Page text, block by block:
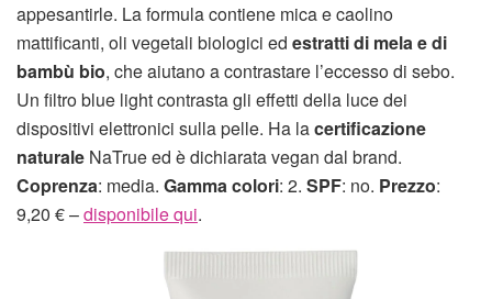
appesantirle. La formula contiene mica e caolino
mattificanti, oli vegetali biologici ed estratti di mela e di
bambù bio, che aiutano a contrastare l’eccesso di sebo.
Un filtro blue light contrasta gli effetti della luce dei
dispositivi elettronici sulla pelle. Ha lacertificazione
naturale NaTrue ed è dichiarata vegan dal brand.
Coprenza: media. Gamma colori: 2. SPF: no. Prezzo:
9,20 € –disponibile qui.